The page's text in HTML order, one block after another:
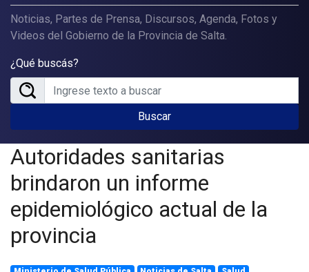
Noticias, Partes de Prensa, Discursos, Agenda, Fotos y
Videos del Gobierno de la Provincia de Salta.
¿Qué buscás?
Buscar
Autoridades sanitarias
brindaron un informe
epidemiológico actual de la
provincia